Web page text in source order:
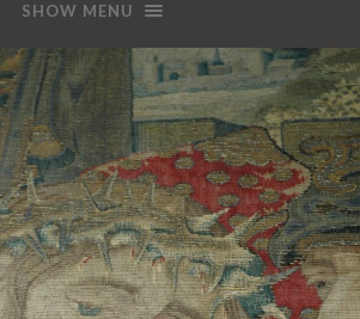
SHOW MENU